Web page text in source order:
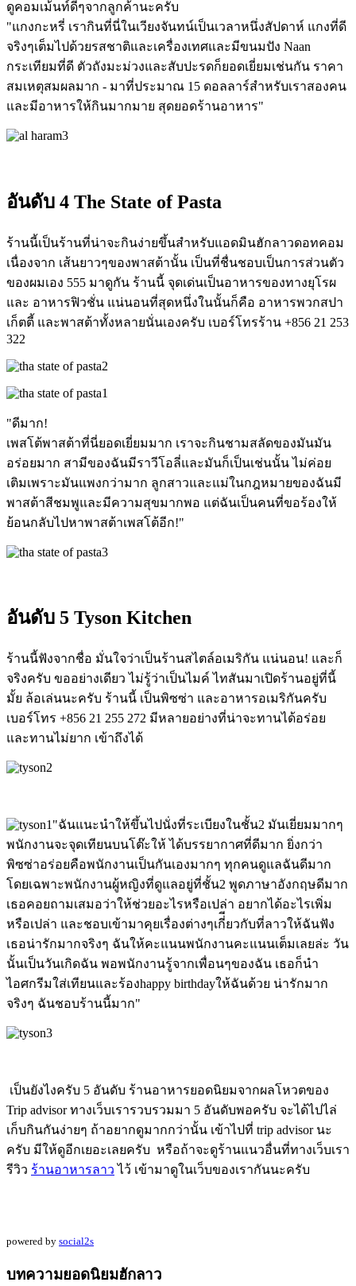
ดูคอมเม้นท์ดีๆจากลูกค้านะครับ
"แกงกะหรี่ เรากินที่นี่ในเวียงจันทน์เป็นเวลาหนึ่งสัปดาห์ แกงที่ดี
จริงๆเต็มไปด้วยรสชาติและเครื่องเทศและมีขนมปัง Naan
กระเทียมที่ดี ตัวถังมะม่วงและสับปะรดก็ยอดเยี่ยมเช่นกัน ราคา
สมเหตุสมผลมาก - มาที่ประมาณ 15 ดอลลาร์สำหรับเราสองคน
และมีอาหารให้กินมากมาย สุดยอดร้านอาหาร"
อันดับ 4 The State of Pasta
ร้านนี้เป็นร้านที่น่าจะกินง่ายขึ้นสำหรับแอดมินฮักลาวดอทคอม
เนื่องจาก เส้นยาวๆของพาสต้านั้น เป็นที่ชื่นชอบเป็นการส่วนตัว
ของผมเอง 555 มาดูกัน ร้านนี้ จุดเด่นเป็นอาหารของทางยุโรผ
และ อาหารฟิวชั่น แน่นอนที่สุดหนึ่งในนั้นก็คือ อาหารพวกสปา
เก็ตตี้ และพาสต้าทั้งหลายนั่นเองครับ เบอร์โทรร้าน +856 21 253
322
"ดีมาก!
เพสโต้พาสต้าที่นี่ยอดเยี่ยมมาก เราจะกินชามสลัดของมันมัน
อร่อยมาก สามีของฉันมีราวีโอลี่และมันก็เป็นเช่นนั้น ไม่ค่อย
เติมเพราะมันแพงกว่ามาก ลูกสาวและแม่ในกฎหมายของฉันมี
พาสต้าสีชมพูและมีความสุขมากพอ แต่ฉันเป็นคนที่ขอร้องให้
ย้อนกลับไปหาพาสต้าเพสโต้อีก!"
อันดับ 5 Tyson Kitchen
ร้านนี้ฟังจากชื่อ มั่นใจว่าเป็นร้านสไตล์อเมริกัน แน่นอน! และก็
จริงครับ ขออย่างเดียว ไม่รู้ว่าเป็นไมค์ ไทสันมาเปิดร้านอยู่ที่นี้
มั้ย ล้อเล่นนะครับ ร้านนี้ เป็นพิซซ่า และอาหารอเมริกันครับ
เบอร์โทร +856 21 255 272 มีหลายอย่างที่น่าจะทานได้อร่อย
และทานไม่ยาก เข้าถึงได้
"ฉันแนะนำให้ขึ้นไปนั่งที่ระเบียงในชั้น2 มันเยี่ยมมากๆ
พนักงานจะจุดเทียนบนโต๊ะให้ ได้บรรยากาศที่ดีมาก ยิ่งกว่า
พิซซ่าอร่อยคือพนักงานเป็นกันเองมากๆ ทุกคนดูแลฉันดีมาก
โดยเฉพาะพนักงานผู้หญิงที่ดูแลอยู่ที่ชั้น2 พูดภาษาอังกฤษดีมาก
เธอคอยถามเสมอว่าให้ช่วยอะไรหรือเปล่า อยากได้อะไรเพิ่ม
หรือเปล่า และชอบเข้ามาคุยเรื่องต่างๆเกี่ียวกับที่ลาวให้ฉันฟัง
เธอน่ารักมากจริงๆ ฉันให้คะแนนพนักงานคะแนนเต็มเลยล่ะ วัน
นั้นเป็นวันเกิดฉัน พอพนักงานรู้จากเพื่อนๆของฉัน เธอก็นำ
ไอศกรีมใส่เทียนและร้องhappy birthdayให้ฉันด้วย น่ารักมาก
จริงๆ ฉันชอบร้านนี้มาก"
เป็นยังไงครับ 5 อันดับ ร้านอาหารยอดนิยมจากผลโหวตของ
Trip advisor ทางเว็บเรารวบรวมมา 5 อันดับพอครับ จะได้ไปไล่
เก็บกินกันง่ายๆ ถ้าอยากดูมากกว่านั้น เข้าไปที่ trip advisor นะ
ครับ มีให้ดูอีกเยอะเลยครับ หรือถ้าจะดูร้านแนวอื่นที่ทางเว็บเรา
รีวิว ร้านอาหารลาว ไว้ เข้ามาดูในเว็บของเรากันนะครับ
powered by social2s
บทความยอดนิยมฮักลาว